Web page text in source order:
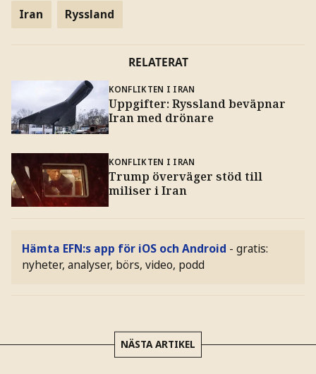
Iran Ryssland
RELATERAT
KONFLIKTEN I IRAN
Uppgifter: Ryssland beväpnar
Iran med drönare
KONFLIKTEN I IRAN
Trump överväger stöd till
miliser i Iran
Hämta EFN:s app för iOS och Android - gratis:
nyheter, analyser, börs, video, podd
NÄSTA ARTIKEL